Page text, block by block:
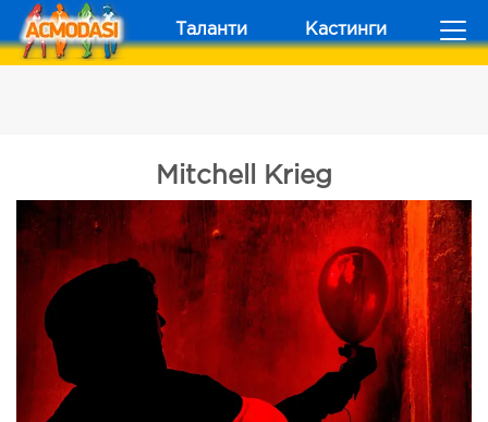
Таланти Кастинги
Mitchell Krieg